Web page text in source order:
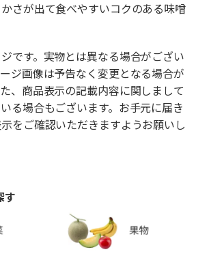
さが出て食べやすいコクのある味噌
です。実物とは異なる場合がござい
ジ画像は予告なく変更となる場合が
、商品表示の記載内容に関しまして
る場合もございます。お手元に届き
をご確認いただきますようお願いし
す